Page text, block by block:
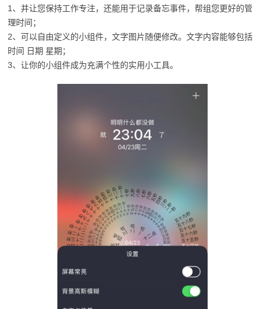
1、并让您保持工作专注，还能用于记录备忘事件，帮组您更好的管
理时间；
2、可以自由定义的小组件，文字图片随便修改。文字内容能够包括
时间 日期 星期；
3、让你的小组件成为充满个性的实用小工具。